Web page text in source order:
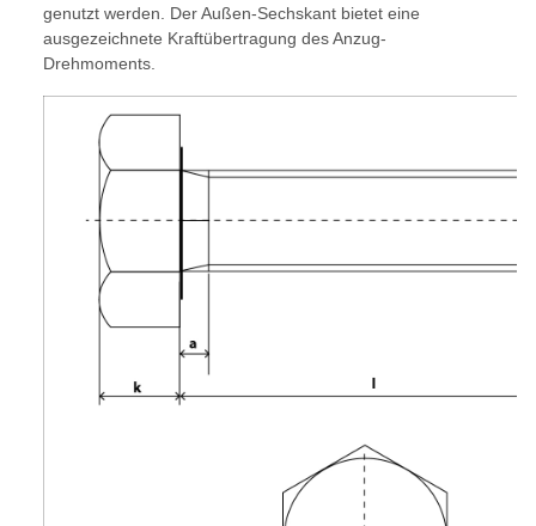
genutzt werden. Der Außen-Sechskant bietet eine
ausgezeichnete Kraftübertragung des Anzug-
Drehmoments.